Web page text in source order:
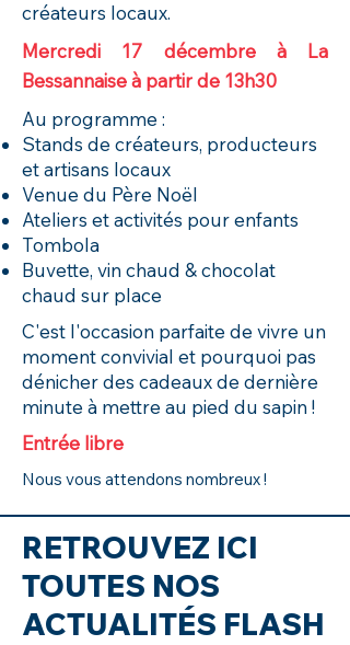
créateurs locaux.
Mercredi 17 décembre à La
Bessannaise à partir de 13h30
Au programme :
Stands de créateurs, producteurs
et artisans locaux
Venue du Père Noël
Ateliers et activités pour enfants
Tombola
Buvette, vin chaud & chocolat
chaud sur place
C'est l'occasion parfaite de vivre un
moment convivial et pourquoi pas
dénicher des cadeaux de dernière
minute à mettre au pied du sapin !
Entrée libre
Nous vous attendons nombreux !
RETROUVEZ ICI
TOUTES NOS
ACTUALITÉS FLASH